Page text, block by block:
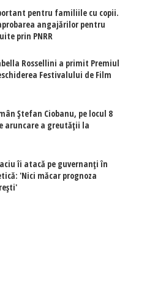
pentru familiile cu copii.
angajărilor pentru
prin PNRR
Rossellini a primit Premiul
Festivalului de Film
Ștefan Ciobanu, pe locul 8
aruncare a greutății la
îi atacă pe guvernanți în
'Nici măcar prognoza